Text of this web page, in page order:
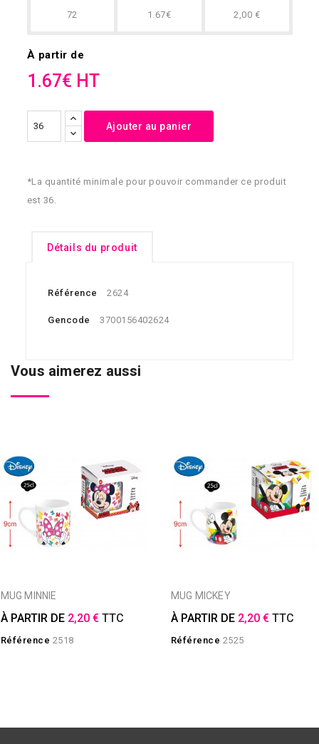
72 1.67€ 2,00 €
À partir de
1.67€ HT
Ajouter au panier
*La quantité minimale pour pouvoir commander ce produit
est 36.
Détails du produit
Référence 2624
Gencode 3700156402624
Vous aimerez aussi
MUG MINNIE
À PARTIR DE 2,20 € TTC
Référence 2518
MUG MICKEY
À PARTIR DE 2,20 € TTC
Référence 2525